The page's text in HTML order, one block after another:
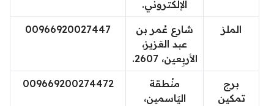
الإلكتروني.
الملز
شارع عُمر بن
عبد العَزيز،
الأربِعين، 2607.
00966920027447
برج
تمكين
منْطقة
اليَاسمين،
009669200274472